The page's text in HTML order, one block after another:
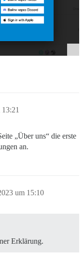
„Über uns“ die erste
an.
um 15:10
Erklärung.